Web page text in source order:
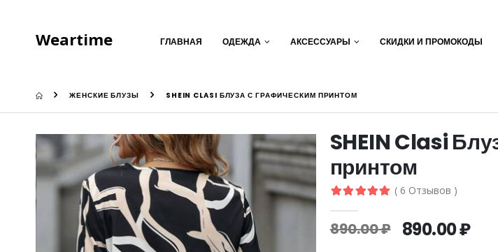
Weartime ГЛАВНАЯ ОДЕЖДА АКСЕССУАРЫ СКИДКИ И ПРОМОКОДЫ
ЖЕНСКИЕ БЛУЗЫ SHEIN CLASI БЛУЗА С ГРАФИЧЕСКИМ ПРИНТОМ
SHEIN Clasi
принтом
( 6 Отзывов )
890.00 ₽ 890.00 ₽